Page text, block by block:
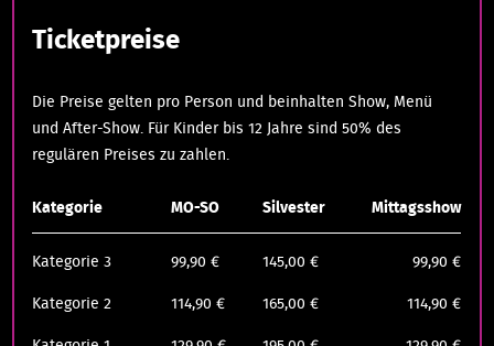
Ticketpreise
Die Preise gelten pro Person und beinhalten Show, Menü
und After-Show. Für Kinder bis 12 Jahre sind 50% des
regulären Preises zu zahlen.
Kategorie MO-SO Silvester Mittagsshow
Kategorie 3 99,90 € 145,00 € 99,90 €
Kategorie 2 114,90 € 165,00 € 114,90 €